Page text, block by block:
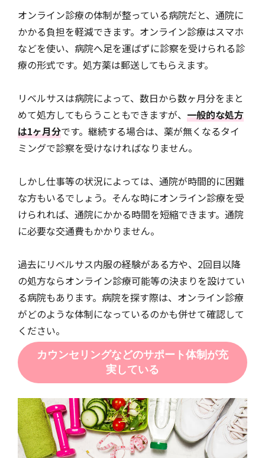
オンライン診療の体制が整っている病院だと、通院に
かかる負担を軽減できます。オンライン診療はスマホ
などを使い、病院へ足を運ばずに診察を受けられる診
療の形式です。処方薬は郵送してもらえます。
リベルサスは病院によって、数日から数ヶ月分をまと
めて処方してもらうこともできますが、 一般的な処方
は1ヶ月分です。継続する場合は、薬が無くなるタイ
ミングで診察を受けなければなりません。
しかし仕事等の状況によっては、通院が時間的に困難
な方もいるでしょう。そんな時にオンライン診療を受
けられれば、通院にかかる時間を短縮できます。通院
に必要な交通費もかかりません。
過去にリベルサス内服の経験がある方や、2回目以降
の処方ならオンライン診療可能等の決まりを設けてい
る病院もあります。病院を探す際は、オンライン診療
がどのような体制になっているのかも併せて確認して
ください。
カウンセリングなどのサポート体制が充
実している